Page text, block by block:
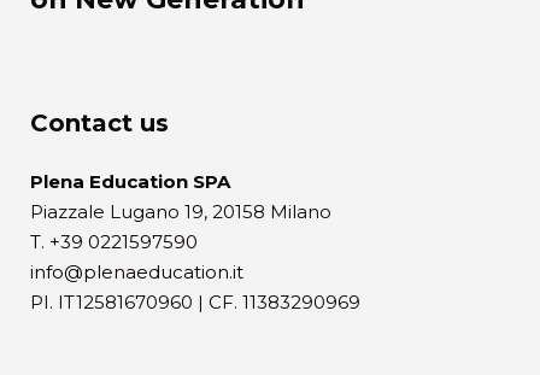
Contact us
Plena Education SPA
Piazzale Lugano 19, 20158 Milano
T. +39 0221597590
info@plenaeducation.it
PI. IT12581670960 | CF. 11383290969